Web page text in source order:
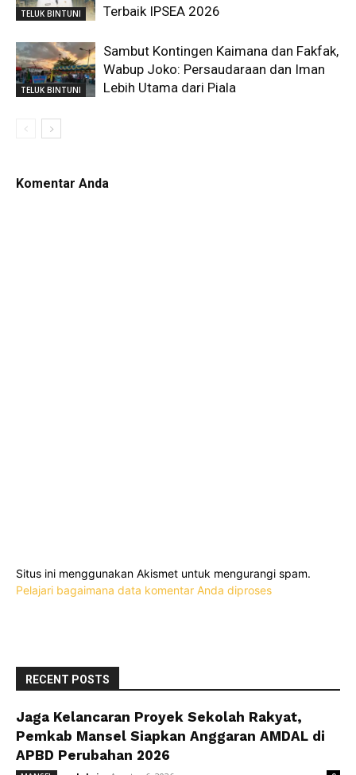
TELUK BINTUNI
Terbaik IPSEA 2026
TELUK BINTUNI
Sambut Kontingen Kaimana dan Fakfak,
Wabup Joko: Persaudaraan dan Iman
Lebih Utama dari Piala
Komentar Anda
Situs ini menggunakan Akismet untuk mengurangi spam.
Pelajari bagaimana data komentar Anda diproses
RECENT POSTS
Jaga Kelancaran Proyek Sekolah Rakyat,
Pemkab Mansel Siapkan Anggaran AMDAL di
APBD Perubahan 2026